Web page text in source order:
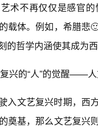
术不再仅仅是感官
载体。例如，希腊悲
的哲学内涵使其成为
兴的“人”的觉醒——
入文艺复兴时期，西
奠基，那么文艺复兴